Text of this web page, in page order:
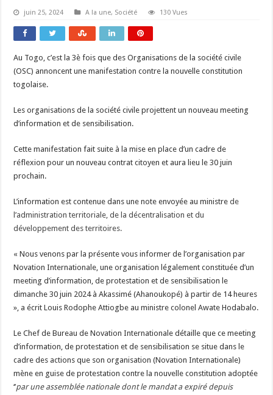
juin 25, 2024 A la une, Société 130 Vues
Au Togo, c’est la 3è fois que des Organisations de la société civile
(OSC) annoncent une manifestation contre la nouvelle constitution
togolaise.
Les organisations de la société civile projettent un nouveau meeting
d’information et de sensibilisation.
Cette manifestation fait suite à la mise en place d’un cadre de
réflexion pour un nouveau contrat citoyen et aura lieu le 30 juin
prochain.
L’information est contenue dans une note envoyée au ministrede
l’administration territoriale, de la décentralisation et du
développement des territoires.
« Nous venons par la présente vous informer de l’organisation par
Novation Internationale, une organisation légalement constituée d’un
meeting d’information, de protestation et de sensibilisation le
dimanche 30 juin 2024 à Akassimé (Ahanoukopé) à partir de 14 heures
», a écrit Louis Rodophe Attiogbe au ministre colonel Awate Hodabalo.
Le Chef de Bureau de Novation Internationale détaille que ce meeting
d’information, de protestation et de sensibilisation se situe dans le
cadre des actions que son organisation (Novation Internationale)
mène en guise de protestation contre la nouvelle constitution adoptée
‘’par une assemblée nationale dont le mandat a expiré depuis